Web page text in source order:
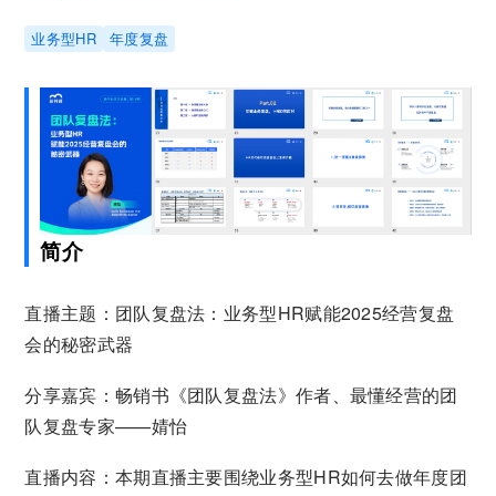
业务型HR 年度复盘
简介
直播主题：团队复盘法：业务型HR赋能2025经营复盘
会的秘密武器
分享嘉宾：畅销书《团队复盘法》作者、最懂经营的团
队复盘专家——婧怡
直播内容：本期直播主要围绕业务型HR如何去做年度团